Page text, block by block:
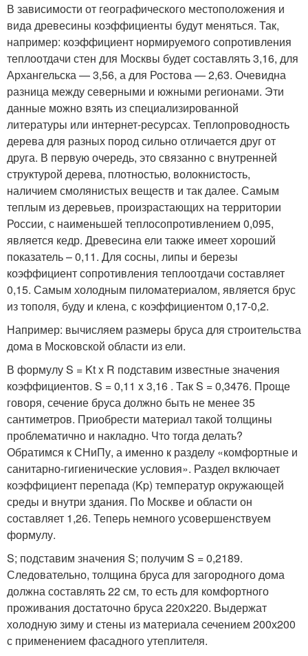
В зависимости от географического местоположения и
вида древесины коэффициенты будут меняться. Так,
например: коэффициент нормируемого сопротивления
теплоотдачи стен для Москвы будет составлять 3,16, для
Архангельска — 3,56, а для Ростова — 2,63. Очевидна
разница между северными и южными регионами. Эти
данные можно взять из специализированной
литературы или интернет-ресурсах. Теплопроводность
дерева для разных пород сильно отличается друг от
друга. В первую очередь, это связанно с внутренней
структурой дерева, плотностью, волокнистость,
наличием смолянистых веществ и так далее. Самым
теплым из деревьев, произрастающих на территории
России, с наименьшей теплосопротивлением 0,095,
является кедр. Древесина ели также имеет хороший
показатель – 0,11. Для сосны, липы и березы
коэффициент сопротивления теплоотдачи составляет
0,15. Самым холодным пиломатериалом, является брус
из тополя, буду и клена, с коэффициентом 0,17-0,2.
Например: вычисляем размеры бруса для строительства
дома в Московской области из ели.
В формулу S = Kt x R подставим известные значения
коэффициентов. S = 0,11 x 3,16 . Так S = 0,3476. Проще
говоря, сечение бруса должно быть не менее 35
сантиметров. Приобрести материал такой толщины
проблематично и накладно. Что тогда делать?
Обратимся к СНиПу, а именно к разделу «комфортные и
санитарно-гигиенические условия». Раздел включает
коэффициент перепада (Kp) температур окружающей
среды и внутри здания. По Москве и области он
составляет 1,26. Теперь немного усовершенствуем
формулу.
S; подставим значения S; получим S = 0,2189.
Следовательно, толщина бруса для загородного дома
должна составлять 22 см, то есть для комфортного
проживания достаточно бруса 220х220. Выдержат
холодную зиму и стены из материала сечением 200х200
с применением фасадного утеплителя.